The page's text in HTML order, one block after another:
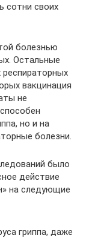
сотни своих
болезнью
Остальные
вакцинация
не
но и на
болезни.
было
действие
на следующие
гриппа, даже